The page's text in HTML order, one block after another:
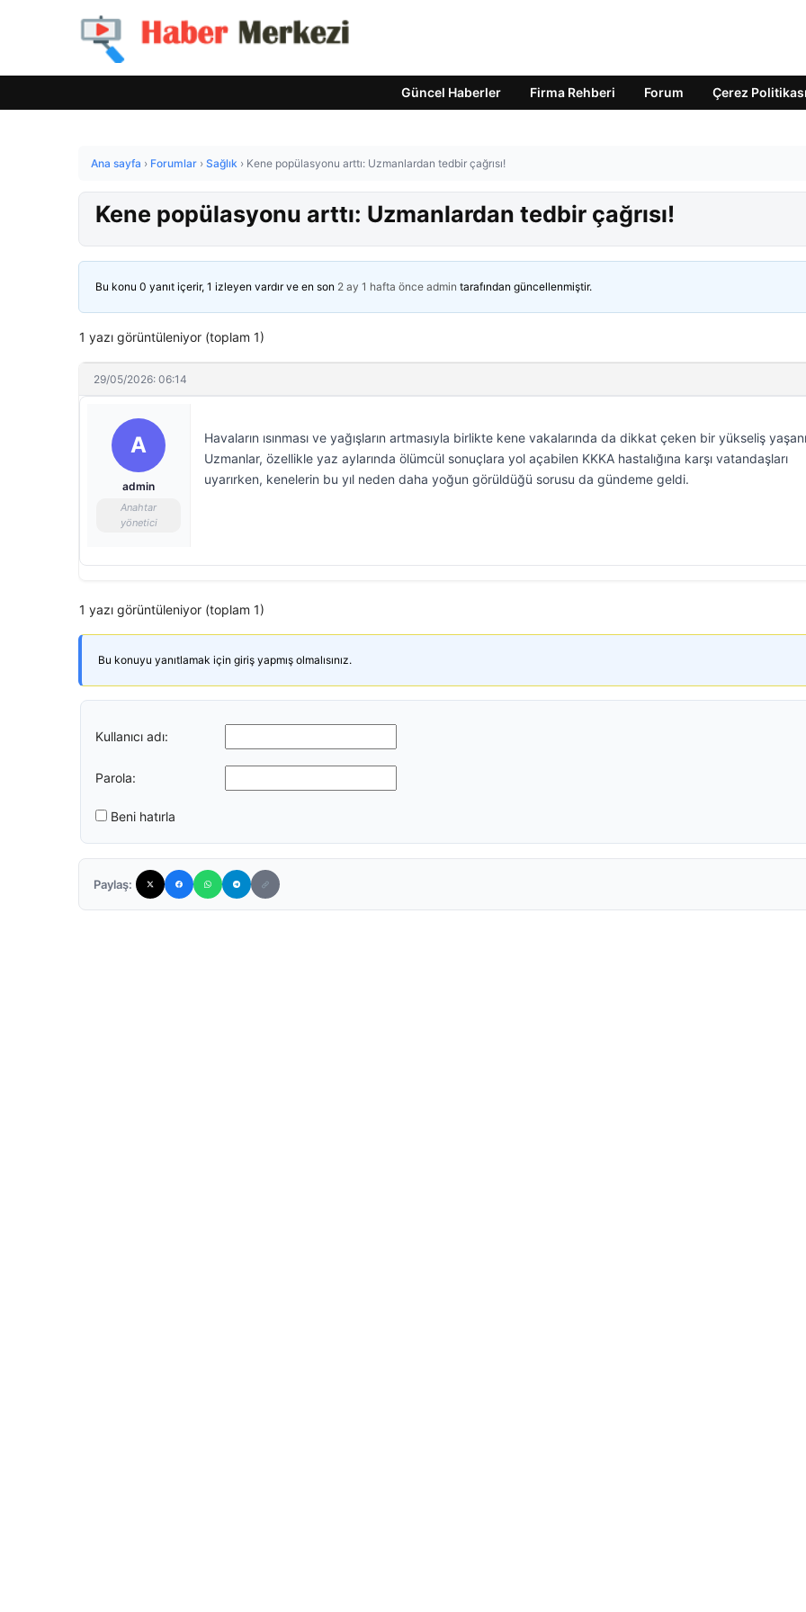
Güncel Haberler Firma Rehberi Forum Çerez Politikası
Ana sayfa › Forumlar › Sağlık › Kene popülasyonu arttı: Uzmanlardan tedbir çağrısı!
Kene popülasyonu arttı: Uzmanlardan tedbir çağrısı!
Bu konu 0 yanıt içerir, 1 izleyen vardır ve en son 2 ay 1 hafta önce admin tarafından güncellenmiştir.
1 yazı görüntüleniyor (toplam 1)
29/05/2026: 06:14
A
admin
Anahtar
yönetici
Havaların ısınması ve yağışların artmasıyla birlikte kene vakalarında da dikkat çeken bir yükseliş
Uzmanlar, özellikle yaz aylarında ölümcül sonuçlara yol açabilen KKKA hastalığına karşı vatandaşları
uyarırken, kenelerin bu yıl neden daha yoğun görüldüğü sorusu da gündeme geldi.
1 yazı görüntüleniyor (toplam 1)
Bu konuyu yanıtlamak için giriş yapmış olmalısınız.
Kullanıcı adı:
Parola:
Beni hatırla
Paylaş: